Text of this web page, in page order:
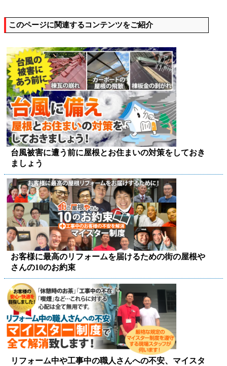
このページに関連するコンテンツをご紹介
台風被害に遭う前に屋根とお住まいの対策をしておき
ましょう
お客様に最高のリフォームを届けるための街の屋根や
さんの10のお約束
リフォーム中や工事中の職人さんへの不安、マイスタ